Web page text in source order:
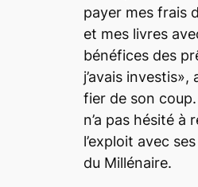
payer mes frais
et mes livres
bénéfices des
j’avais
fier de son coup.
n’a pas hésité à
l’exploit avec
du Millénaire.